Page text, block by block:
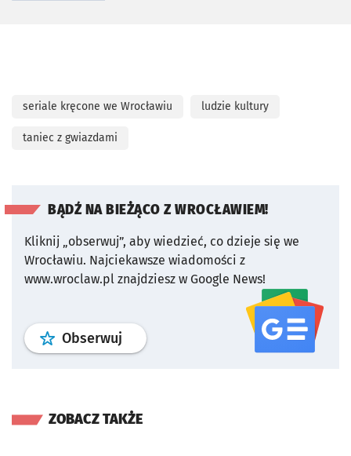
seriale kręcone we Wrocławiu ludzie kultury
taniec z gwiazdami
BĄDŹ NA BIEŻĄCO Z WROCŁAWIEM!
Kliknij „obserwuj”, aby wiedzieć, co dzieje się we
Wrocławiu. Najciekawsze wiadomości z
www.wroclaw.pl znajdziesz w Google News!
Obserwuj profil serwisu
ZOBACZ TAKŻE